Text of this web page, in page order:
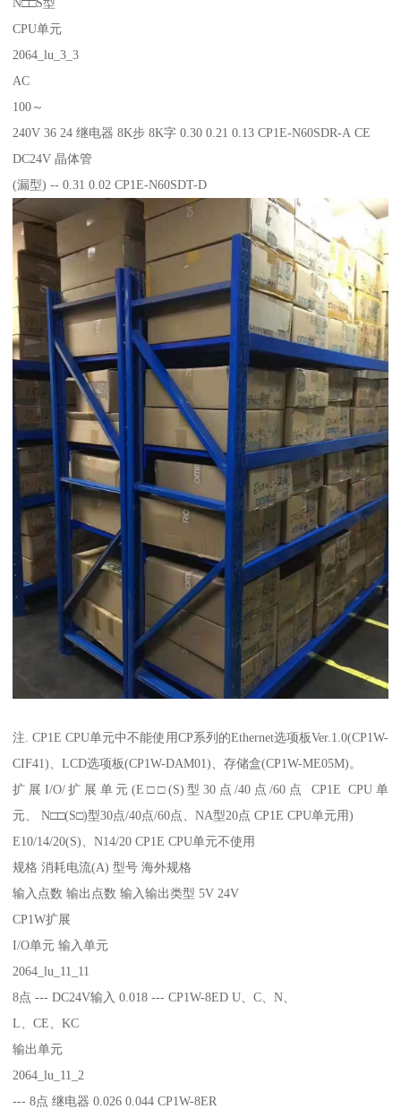
CPU单元
2064_lu_3_3
AC
100～
240V 36 24 继电器 8K步 8K字 0.30 0.21 0.13 CP1E-N60SDR-A CE
DC24V 晶体管
(漏型) -- 0.31 0.02 CP1E-N60SDT-D
注. CP1E CPU单元中不能使用CP系列的Ethernet选项板Ver.1.0(CP1W-
CIF41)、LCD选项板(CP1W-DAM01)、存储盒(CP1W-ME05M)。
扩展I/O/扩展单元(E□□(S)型30点/40点/60点 CP1E CPU单
元、 N□□(S□)型30点/40点/60点、NA型20点 CP1E CPU单元用)
E10/14/20(S)、N14/20 CP1E CPU单元不使用
规格 消耗电流(A) 型号 海外规格
输入点数 输出点数 输入输出类型 5V 24V
CP1W扩展
I/O单元 输入单元
2064_lu_11_11
8点 --- DC24V输入 0.018 --- CP1W-8ED U、C、N、
L、CE、KC
输出单元
2064_lu_11_2
--- 8点 继电器 0.026 0.044 CP1W-8ER